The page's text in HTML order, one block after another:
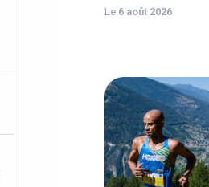
Le 6 août 2026